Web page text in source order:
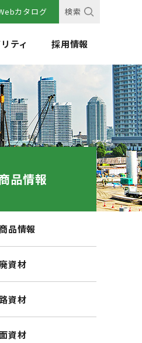
カタログ 検索
ティ 採用情報
品情報
品情報
資材
資材
資材